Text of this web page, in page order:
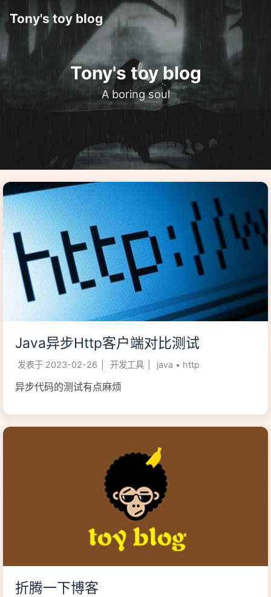
Tony's toy blog
Tony's toy blog
A boring soul
Java异步Http客户端对比测试
发表于 2023-02-26 开发工具 java • http
异步代码的测试有点麻烦
折腾一下博客